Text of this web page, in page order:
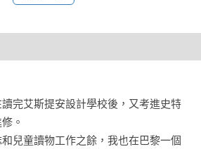
完艾斯提安設計學校後，又考進史特
。
兒童讀物工作之餘，我也在巴黎一個